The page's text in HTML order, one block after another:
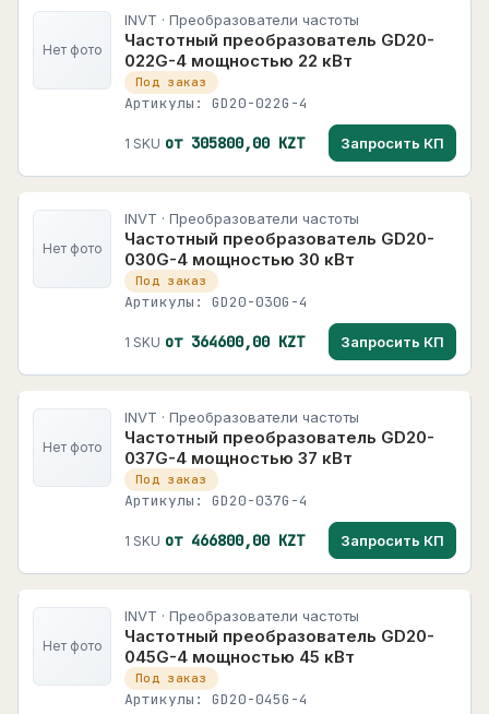
Нет фото
INVT · Преобразователи частоты
Частотный преобразователь GD20-
022G-4 мощностью 22 кВт
Под заказ
Артикулы: GD20-022G-4
1 SKU от 305800,00 KZT Запросить КП
Нет фото
INVT · Преобразователи частоты
Частотный преобразователь GD20-
030G-4 мощностью 30 кВт
Под заказ
Артикулы: GD20-030G-4
1 SKU от 364600,00 KZT Запросить КП
Нет фото
INVT · Преобразователи частоты
Частотный преобразователь GD20-
037G-4 мощностью 37 кВт
Под заказ
Артикулы: GD20-037G-4
1 SKU от 466800,00 KZT Запросить КП
Нет фото
INVT · Преобразователи частоты
Частотный преобразователь GD20-
045G-4 мощностью 45 кВт
Под заказ
Артикулы: GD20-045G-4